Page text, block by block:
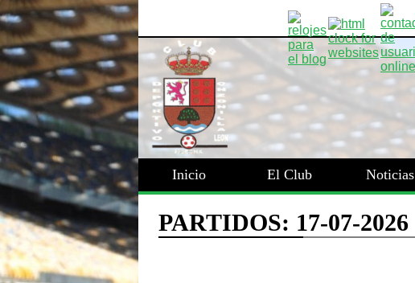
Inicio El Club Noticias